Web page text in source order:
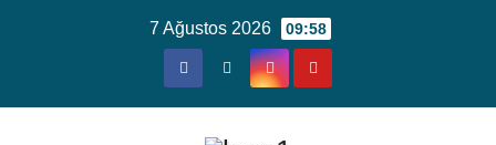
7 Ağustos 2026 09:58